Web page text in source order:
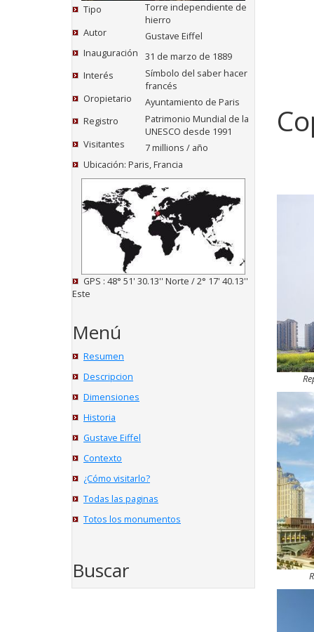
Tipo
Torre independiente de
hierro
Autor
Gustave Eiffel
Inauguración
31 de marzo de 1889
Interés
Símbolo del saber hacer
francés
Oropietario
Ayuntamiento de Paris
Registro
Patrimonio Mundial de la
UNESCO desde 1991
Visitantes
7 millions / año
Ubicación: Paris, Francia
GPS : 48° 51' 30.13'' Norte / 2° 17' 40.13''
Este
Menú
Resumen
Descripcion
Dimensiones
Historia
Gustave Eiffel
Contexto
¿Cómo visitarlo?
Todas las paginas
Totos los monumentos
Buscar